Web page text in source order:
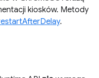
kiosków. Metody
.